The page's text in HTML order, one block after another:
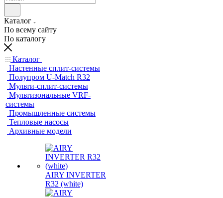
Каталог
По всему сайту
По каталогу
Каталог
Настенные сплит-системы
Полупром U-Match R32
Мульти-сплит-системы
Мультизональные VRF-
системы
Промышленные системы
Тепловые насосы
Архивные модели
AIRY INVERTER
R32 (white)